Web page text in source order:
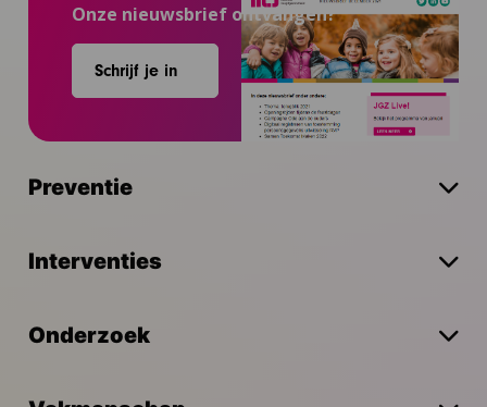
Onze nieuwsbrief ontvangen?
Schrijf je in
Preventie
Interventies
Onderzoek